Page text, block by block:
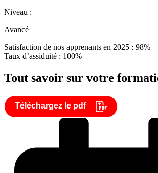
Niveau :
Avancé
Satisfaction de nos apprenants en 2025 : 98%
Taux d’assiduité : 100%
Tout savoir sur votre
Téléchargez le pdf